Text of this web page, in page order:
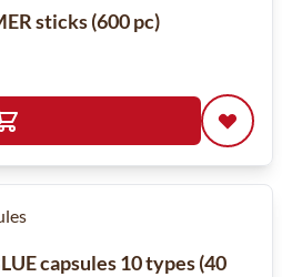
sticks (600 pc)
capsules 10 types (40